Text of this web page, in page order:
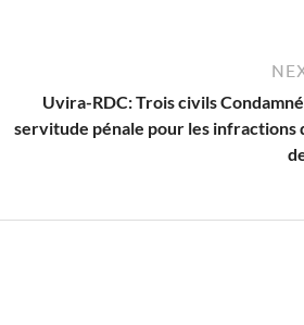
Uvira-RDC: Trois civils
servitude pénale pour les infractions